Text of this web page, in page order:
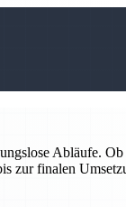
Abläufe.
zur finalen